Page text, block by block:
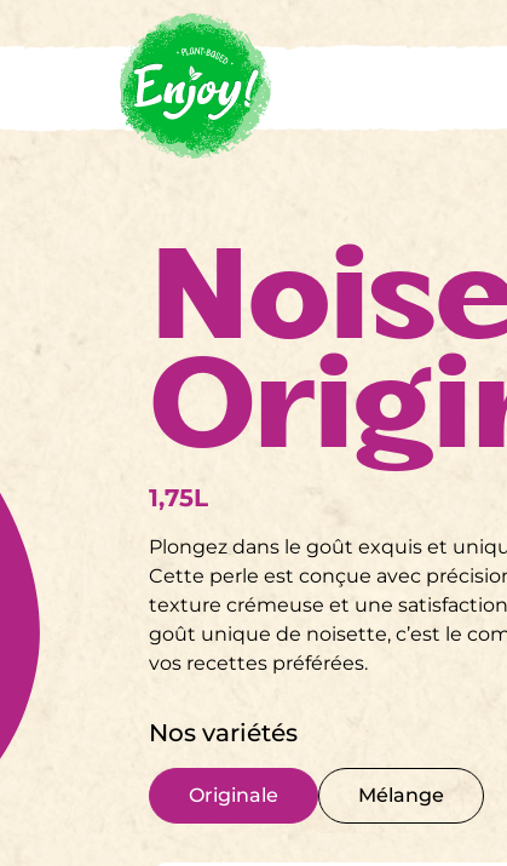
1,75L
Plongez dans le goût exquis et
Cette perle est conçue avec
texture crémeuse et une
goût unique de noisette, c’est le
vos recettes préférées.
Nos variétés
Originale Mélange